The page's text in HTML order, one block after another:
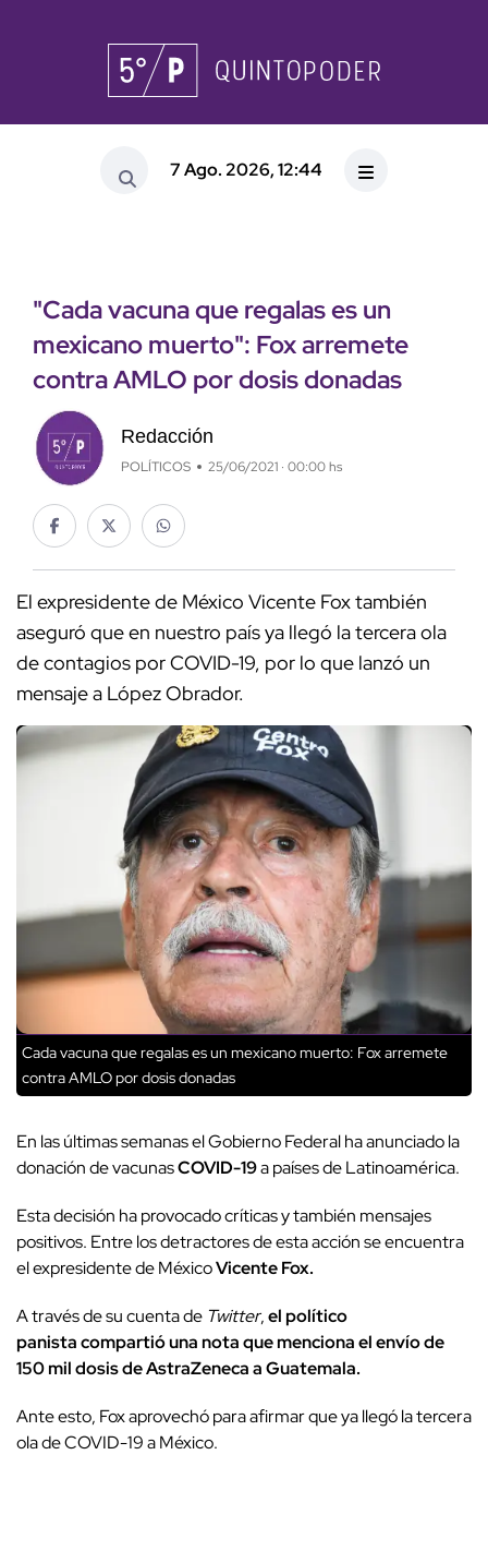
7 Ago. 2026, 12:44
"Cada vacuna que regalas es un
mexicano muerto": Fox arremete
contra AMLO por dosis donadas
Redacción
POLÍTICOS 25/06/2021 · 00:00 hs
El expresidente de México Vicente Fox también
aseguró que en nuestro país ya llegó la tercera ola
de contagios por COVID-19, por lo que lanzó un
mensaje a López Obrador.
Cada vacuna que regalas es un mexicano muerto: Fox arremete
contra AMLO por dosis donadas
En las últimas semanas el Gobierno Federal ha anunciado la
donación de vacunasCOVID-19a países de Latinoamérica.
Esta decisión ha provocado críticas y también mensajes
positivos. Entre los detractores de esta acción se encuentra
el expresidente de MéxicoVicente Fox.
A través de su cuenta de Twitter,el político
panista compartió una nota que menciona el envío de
150 mil dosis de AstraZeneca a Guatemala.
Ante esto, Fox aprovechó para afirmar que ya llegó la tercera
ola de COVID-19 a México.